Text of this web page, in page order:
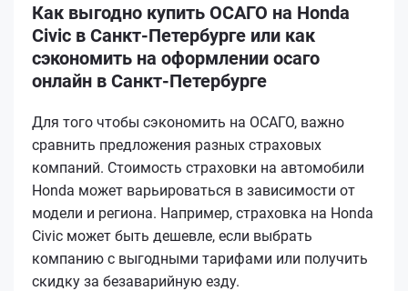
Как выгодно купить ОСАГО на Honda
Civic в Санкт-Петербурге или как
сэкономить на оформлении осаго
онлайн в Санкт-Петербурге
Для того чтобы сэкономить на ОСАГО, важно
сравнить предложения разных страховых
компаний. Стоимость страховки на автомобили
Honda может варьироваться в зависимости от
модели и региона. Например, страховка на Honda
Civic может быть дешевле, если выбрать
компанию с выгодными тарифами или получить
скидку за безаварийную езду.